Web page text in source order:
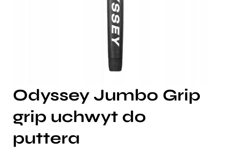
Odyssey Jumbo Grip
grip uchwyt do
puttera